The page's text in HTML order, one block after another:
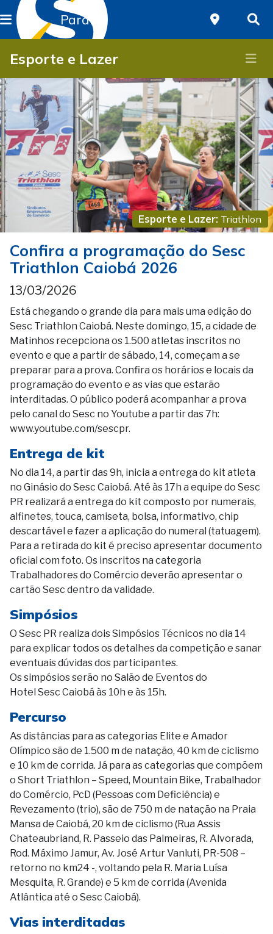
Paraná
Esporte e Lazer
Esporte e Lazer: Triathlon
Confira a programação do Sesc
Triathlon Caiobá 2026
13/03/2026
Está chegando o grande dia para mais uma edição do
Sesc Triathlon Caiobá. Neste domingo, 15, a cidade de
Matinhos recepciona os 1.500 atletas inscritos no
evento e que a partir de sábado, 14, começam a se
preparar para a prova. Confira os horários e locais da
programação do evento e as vias que estarão
interditadas. O público poderá acompanhar a prova
pelo canal do Sesc no Youtube a partir das 7h:
www.youtube.com/sescpr.
Entrega de kit
No dia 14, a partir das 9h, inicia a entrega do kit atleta
no Ginásio do Sesc Caiobá. Até às 17h a equipe do Sesc
PR realizará a entrega do kit composto por numerais,
alfinetes, touca, camiseta, bolsa, informativo, chip
descartável e fazer a aplicação do numeral (tatuagem).
Para a retirada do kit é preciso apresentar documento
oficial com foto. Os inscritos na categoria
Trabalhadores do Comércio deverão apresentar o
cartão Sesc dentro da validade.
Simpósios
O Sesc PR realiza dois Simpósios Técnicos no dia 14
para explicar todos os detalhes da competição e sanar
eventuais dúvidas dos participantes.
Os simpósios serão no Salão de Eventos do
Hotel Sesc Caiobá às 10h e às 15h.
Percurso
As distâncias para as categorias Elite e Amador
Olímpico são de 1.500 m de natação, 40 km de ciclismo
e 10 km de corrida. Já para as categorias que compõem
o Short Triathlon – Speed, Mountain Bike, Trabalhador
do Comércio, PcD (Pessoas com Deficiência) e
Revezamento (trio), são de 750 m de natação na Praia
Mansa de Caiobá, 20 km de ciclismo (Rua Assis
Chateaubriand, R. Passeio das Palmeiras, R. Alvorada,
Rod. Máximo Jamur, Av. José Artur Vanluti, PR-508 –
retorno no km24 -, voltando pela R. Maria Luísa
Mesquita, R. Grande) e 5 km de corrida (Avenida
Atlântica até o Sesc Caiobá).
Vias interditadas